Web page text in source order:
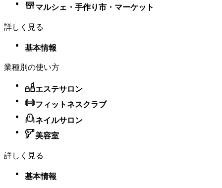
マルシェ・手作り市・マーケット
詳しく見る
基本情報
業種別の使い方
エステサロン
フィットネスクラブ
ネイルサロン
美容室
詳しく見る
基本情報